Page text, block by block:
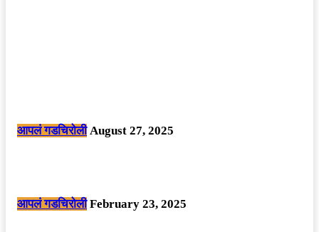
आपलं गडचिरोली August 27, 2025
आपलं गडचिरोली February 23, 2025